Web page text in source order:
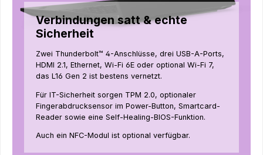
Verbindungen satt & echte
Sicherheit
Zwei Thunderbolt™ 4-Anschlüsse, drei USB-A-Ports,
HDMI 2.1, Ethernet, Wi-Fi 6E oder optional Wi-Fi 7,
das L16 Gen 2 ist bestens vernetzt.
Für IT-Sicherheit sorgen TPM 2.0, optionaler
Fingerabdrucksensor im Power-Button, Smartcard-
Reader sowie eine Self-Healing-BIOS-Funktion.
Auch ein NFC-Modul ist optional verfügbar.